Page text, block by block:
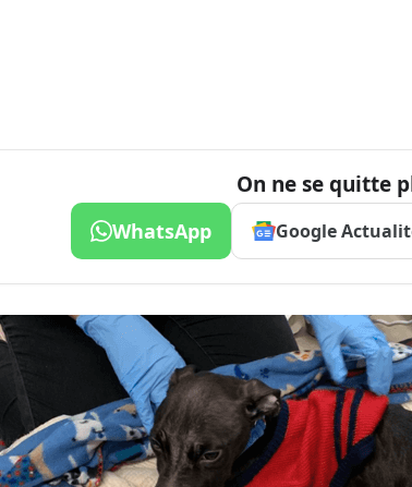
On ne se quitte
WhatsApp Google